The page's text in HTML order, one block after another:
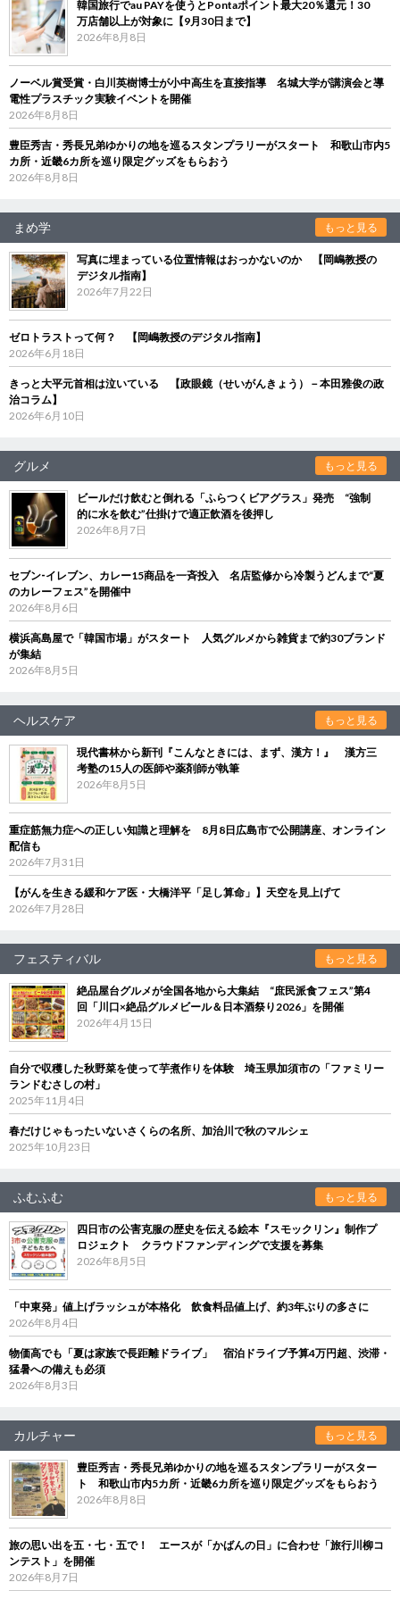
韓国旅行でau PAYを使うとPontaポイント最大20％還元！30
万店舗以上が対象に【9月30日まで】
2026年8月8日
ノーベル賞受賞・白川英樹博士が小中高生を直接指導 名城大学が講演会と導
電性プラスチック実験イベントを開催
2026年8月8日
豊臣秀吉・秀長兄弟ゆかりの地を巡るスタンプラリーがスタート 和歌山市内5
カ所・近畿6カ所を巡り限定グッズをもらおう
2026年8月8日
まめ学 もっと見る
写真に埋まっている位置情報はおっかないのか 【岡嶋教授の
デジタル指南】
2026年7月22日
ゼロトラストって何？ 【岡嶋教授のデジタル指南】
2026年6月18日
きっと大平元首相は泣いている 【政眼鏡（せいがんきょう）－本田雅俊の政
治コラム】
2026年6月10日
グルメ もっと見る
ビールだけ飲むと倒れる「ふらつくビアグラス」発売 “強制
的に水を飲む”仕掛けで適正飲酒を後押し
2026年8月7日
セブン‐イレブン、カレー15商品を一斉投入 名店監修から冷製うどんまで“夏
のカレーフェス”を開催中
2026年8月6日
横浜高島屋で「韓国市場」がスタート 人気グルメから雑貨まで約30ブランド
が集結
2026年8月5日
ヘルスケア もっと見る
現代書林から新刊『こんなときには、まず、漢方！』 漢方三
考塾の15人の医師や薬剤師が執筆
2026年8月5日
重症筋無力症への正しい知識と理解を 8月8日広島市で公開講座、オンライン
配信も
2026年7月31日
【がんを生きる緩和ケア医・大橋洋平「足し算命」】天空を見上げて
2026年7月28日
フェスティバル もっと見る
絶品屋台グルメが全国各地から大集結 “庶民派食フェス”第4
回「川口×絶品グルメビール＆日本酒祭り2026」を開催
2026年4月15日
自分で収穫した秋野菜を使って芋煮作りを体験 埼玉県加須市の「ファミリー
ランドむさしの村」
2025年11月4日
春だけじゃもったいないさくらの名所、加治川で秋のマルシェ
2025年10月23日
ふむふむ もっと見る
四日市の公害克服の歴史を伝える絵本『スモックリン』制作プ
ロジェクト クラウドファンディングで支援を募集
2026年8月5日
「中東発」値上げラッシュが本格化 飲食料品値上げ、約3年ぶりの多さに
2026年8月4日
物価高でも「夏は家族で長距離ドライブ」 宿泊ドライブ予算4万円超、渋滞・
猛暑への備えも必須
2026年8月3日
カルチャー もっと見る
豊臣秀吉・秀長兄弟ゆかりの地を巡るスタンプラリーがスター
ト 和歌山市内5カ所・近畿6カ所を巡り限定グッズをもらおう
2026年8月8日
旅の思い出を五・七・五で！ エースが「かばんの日」に合わせ「旅行川柳コ
ンテスト」を開催
2026年8月7日